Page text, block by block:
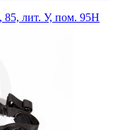
85, лит. У, пом. 95Н